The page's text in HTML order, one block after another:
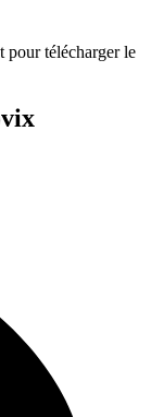
pour télécharger le